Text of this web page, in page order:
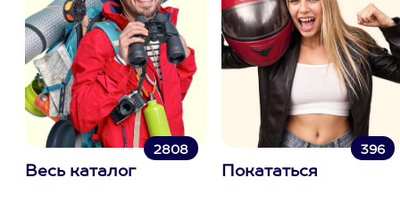
2808
Весь каталог
396
Покататься